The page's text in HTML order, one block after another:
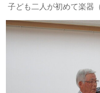
子ども二人が初めて楽器